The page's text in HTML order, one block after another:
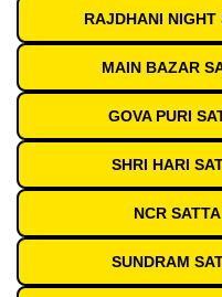
RAJDHANI NIGHT
MAIN BAZAR
GOVA PURI
SHRI HARI
NCR
SUNDRAM